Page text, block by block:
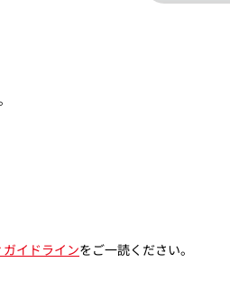
イドラインをご一読ください。